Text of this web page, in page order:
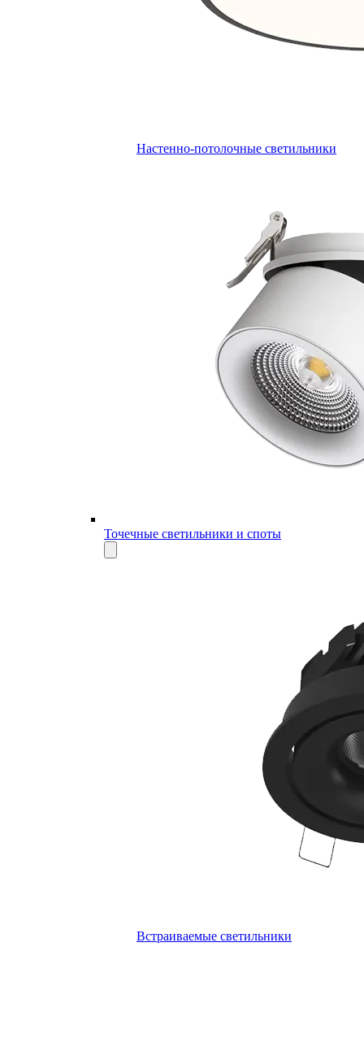
Настенно-потолочные светильники
Точечные светильники и споты
Встраиваемые светильники